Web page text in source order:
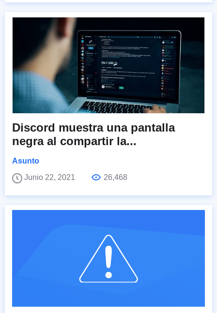
Discord muestra una pantalla
negra al compartir la...
Asunto
Junio 22, 2021
26,468